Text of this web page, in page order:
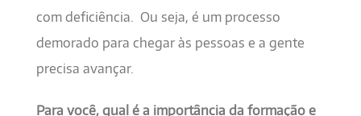
com deficiência. Ou seja, é um processo
demorado para chegar às pessoas e a gente
precisa avançar.
Para você, qual é a importância da formação e